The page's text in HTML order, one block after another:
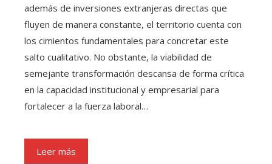
además de inversiones extranjeras directas que
fluyen de manera constante, el territorio cuenta con
los cimientos fundamentales para concretar este
salto cualitativo. No obstante, la viabilidad de
semejante transformación descansa de forma crítica
en la capacidad institucional y empresarial para
fortalecer a la fuerza laboral…
Leer más